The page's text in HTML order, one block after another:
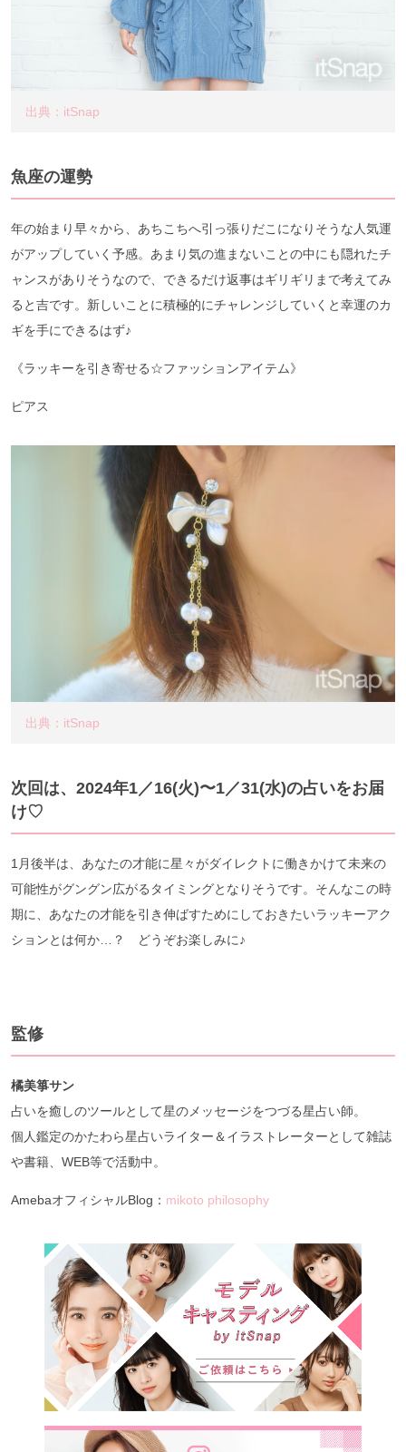
出典：itSnap
魚座の運勢
年の始まり早々から、あちこちへ引っ張りだこになりそうな人気運
がアップしていく予感。あまり気の進まないことの中にも隠れたチ
ャンスがありそうなので、できるだけ返事はギリギリまで考えてみ
ると吉です。新しいことに積極的にチャレンジしていくと幸運のカ
ギを手にできるはず♪
《ラッキーを引き寄せる☆ファッションアイテム》
ピアス
出典：itSnap
次回は、2024年1／16(火)〜1／31(水)の占いをお届
け♡
1月後半は、あなたの才能に星々がダイレクトに働きかけて未来の
可能性がグングン広がるタイミングとなりそうです。そんなこの時
期に、あなたの才能を引き伸ばすためにしておきたいラッキーアク
ションとは何か…？ どうぞお楽しみに♪
監修
橘美箏サン
占いを癒しのツールとして星のメッセージをつづる星占い師。
個人鑑定のかたわら星占いライター＆イラストレーターとして雑誌
や書籍、WEB等で活動中。
AmebaオフィシャルBlog： mikoto philosophy